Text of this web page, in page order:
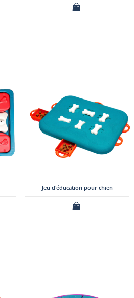
Jeu d'éducation pour chien